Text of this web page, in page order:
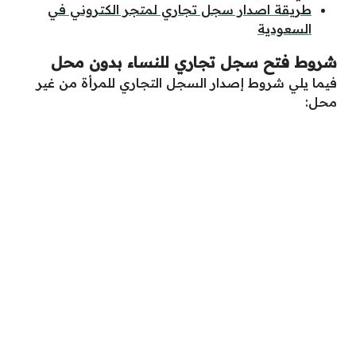
طريقة اصدار سجل تجاري لمتجر الكتروني في
السعودية
شروط فتح سجل تجاري للنساء بدون محل
فيما يلي شروط إصدار السجل التجاري للمرأة من غير
محل: